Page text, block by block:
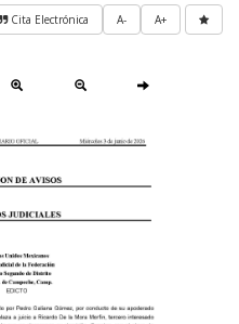
A+
A-
Cita Electrónica